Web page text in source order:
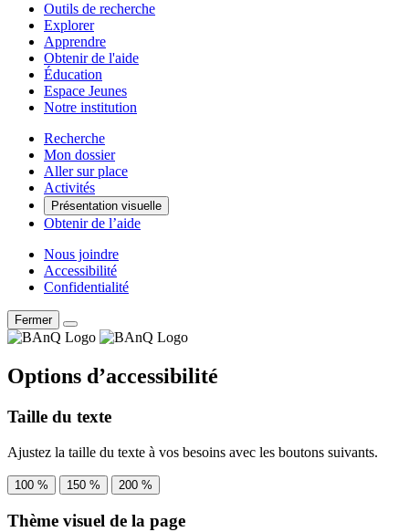
Outils de recherche
Explorer
Apprendre
Obtenir de l'aide
Éducation
Espace Jeunes
Notre institution
Recherche
Mon dossier
Aller sur place
Activités
Présentation visuelle
Obtenir de l’aide
Nous joindre
Accessibilité
Confidentialité
Fermer
Options d’accessibilité
Taille du texte
Ajustez la taille du texte à vos besoins avec les boutons suivants.
100 % 150 % 200 %
Thème visuel de la page